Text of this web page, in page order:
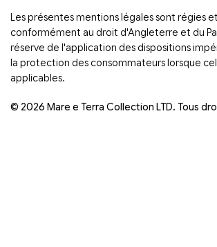
Les présentes mentions légales sont régies
conformément au droit d'Angleterre et du
réserve de l'application des dispositions
la protection des consommateurs lorsque
applicables.
© 2026 Mare e Terra Collection LTD. Tous